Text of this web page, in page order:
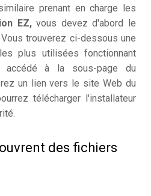
prenant en charge les
EZ,vous devez d'abord le
trouverez ci-dessous une
plus utilisées fonctionnant
accédé à la sous-page du
un lien vers le site Web du
télécharger l'installateur
des fichiers